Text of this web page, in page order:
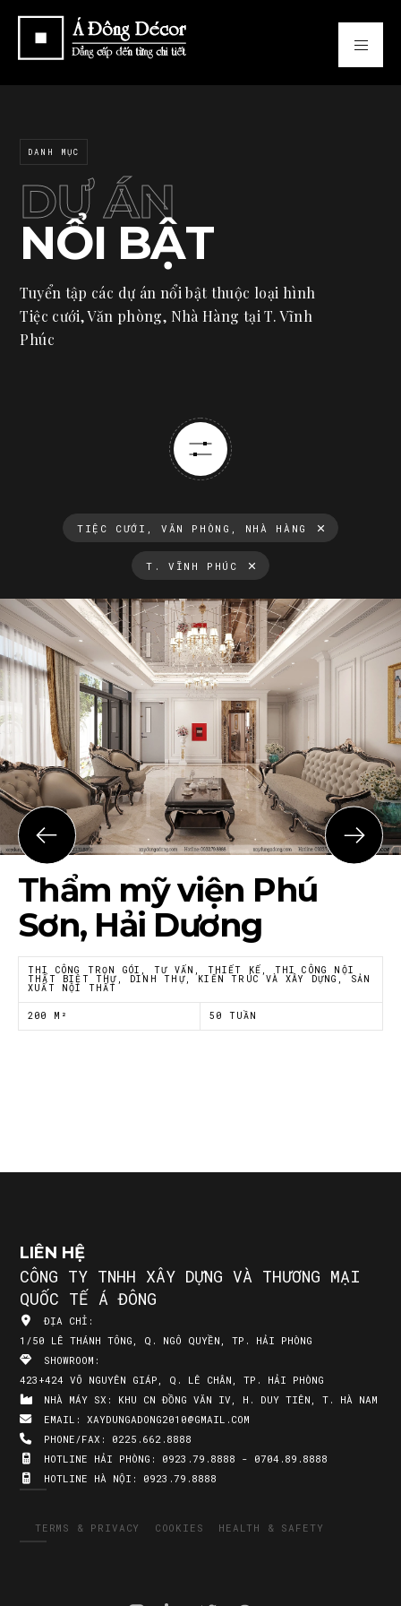
Thông tin luôn cập nhật
Xu hướng thiết kế nội thất mới nhất tại Việt Nam và trên thế
giới
Họ tên *
Tôi đồng ý với
Á Đông
DANH MỤC
DỰ ÁN
NỔI BẬT
Tuyển tập các dự án nổi bật thuộc loại hình
Tiệc cưới, Văn phòng, Nhà Hàng tại T. Vĩnh
Phúc
TIỆC CƯỚI, VĂN PHÒNG, NHÀ HÀNG
T. VĨNH PHÚC
Thẩm mỹ viện Phú
Sơn, Hải Dương
THI CÔNG TRỌN GÓI, TƯ VẤN, THIẾT KẾ, THI CÔNG NỘI
THẤT BIỆT THỰ, DINH THỰ, KIẾN TRÚC VÀ XÂY DỰNG, SẢN
XUẤT NỘI THẤT
200 M² 50 TUẦN
LIÊN HỆ
CÔNG TY TNHH XÂY DỰNG VÀ THƯƠNG MẠI
QUỐC TẾ Á ĐÔNG
ĐỊA CHỈ:
1/50 LÊ THÁNH TÔNG, Q. NGÔ QUYỀN, TP. HẢI PHÒNG
SHOWROOM:
423+424 VÕ NGUYÊN GIÁP, Q. LÊ CHÂN, TP. HẢI PHÒNG
NHÀ MÁY SX: KHU CN ĐỒNG VĂN IV, H. DUY TIÊN, T. HÀ NAM
EMAIL: XAYDUNGADONG2010@GMAIL.COM
PHONE/FAX: 0225.662.8888
HOTLINE HẢI PHÒNG: 0923.79.8888 - 0704.89.8888
HOTLINE HÀ NỘI: 0923.79.8888
TERMS & PRIVACY COOKIES HEALTH & SAFETY